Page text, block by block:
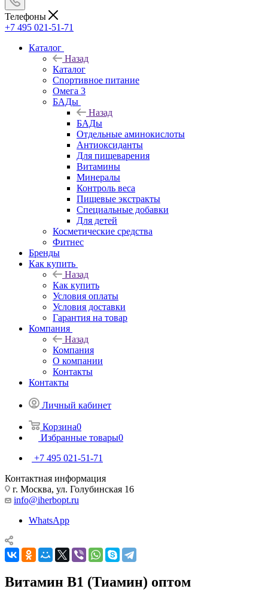
Телефоны
+7 495 021-51-71
Каталог
Назад
Каталог
Спортивное питание
Омега 3
БАДы
Назад
БАДы
Отдельные аминокислоты
Антиоксиданты
Для пищеварения
Витамины
Минералы
Контроль веса
Пищевые экстракты
Специальные добавки
Для детей
Косметические средства
Фитнес
Бренды
Как купить
Назад
Как купить
Условия оплаты
Условия доставки
Гарантия на товар
Компания
Назад
Компания
О компании
Контакты
Контакты
Личный кабинет
Корзина0
Избранные товары0
+7 495 021-51-71
Контактная информация
г. Москва, ул. Голубинская 16
info@iherbopt.ru
WhatsApp
Витамин B1 (Тиамин) оптом